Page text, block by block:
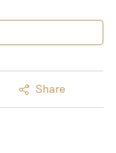
Share